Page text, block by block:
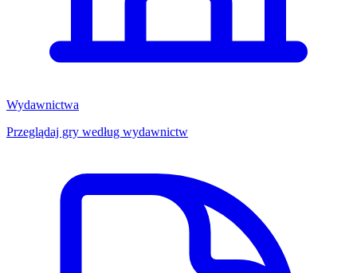
Wydawnictwa
Przeglądaj gry według wydawnictw